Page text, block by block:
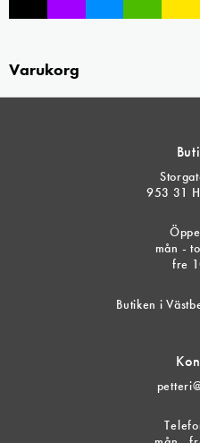
Varukorg
953 31
mån -
fre
Butiken i